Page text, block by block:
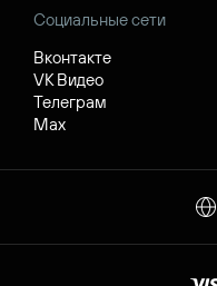
Социальные сети
Вконтакте
VK Видео
Телеграм
Max